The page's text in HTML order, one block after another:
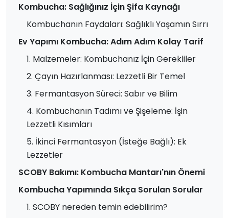
Kombucha: Sağlığınız İçin Şifa Kaynağı
Kombuchanın Faydaları: Sağlıklı Yaşamın Sırrı
Ev Yapımı Kombucha: Adım Adım Kolay Tarif
1. Malzemeler: Kombuchanız İçin Gerekliler
2. Çayın Hazırlanması: Lezzetli Bir Temel
3. Fermantasyon Süreci: Sabır ve Bilim
4. Kombuchanın Tadımı ve Şişeleme: İşin
Lezzetli Kısımları
5. İkinci Fermantasyon (İsteğe Bağlı): Ek
Lezzetler
SCOBY Bakımı: Kombucha Mantarı'nın Önemi
Kombucha Yapımında Sıkça Sorulan Sorular
1. SCOBY nereden temin edebilirim?